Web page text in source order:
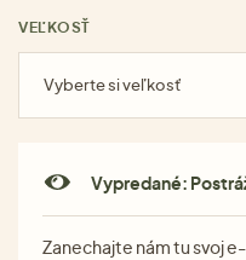
VEĽKOSŤ
Vyberte si veľkosť
Vypredané:
Zanechajte nám tu svoj